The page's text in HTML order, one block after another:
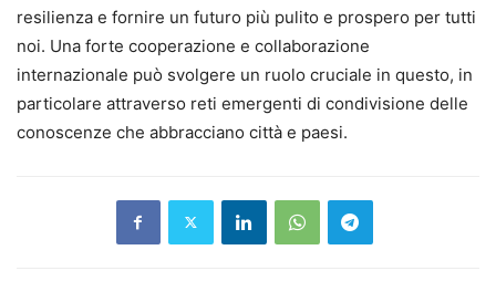
resilienza e fornire un futuro più pulito e prospero per tutti
noi. Una forte cooperazione e collaborazione
internazionale può svolgere un ruolo cruciale in questo, in
particolare attraverso reti emergenti di condivisione delle
conoscenze che abbracciano città e paesi.